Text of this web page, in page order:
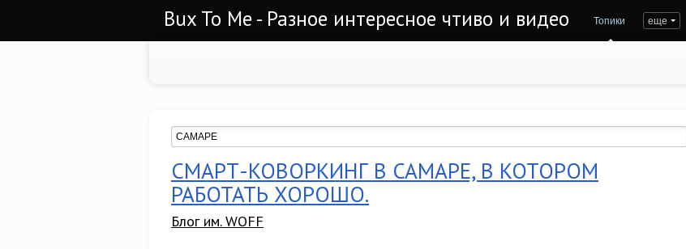
Bux To Me - Разное интересное чтиво и видео Топики еще
СМАРТ-КОВОРКИНГ В САМАРЕ, В КОТОРОМ
РАБОТАТЬ ХОРОШО.
Блог им. WOFF